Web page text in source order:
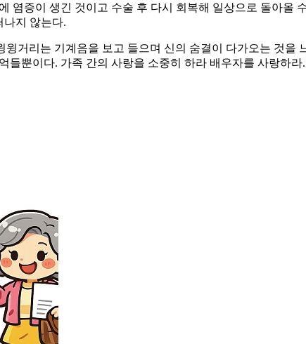
염증이 생긴 것이고 수술 후 다시 회복해 일상으로 돌아올
나지 않는다.
거리는 기계음을 보고 들으며 신의 숨결이 다가오는 것
들뿐이다. 가족 간의 사랑을 소중히 하라 배우자를 사랑하